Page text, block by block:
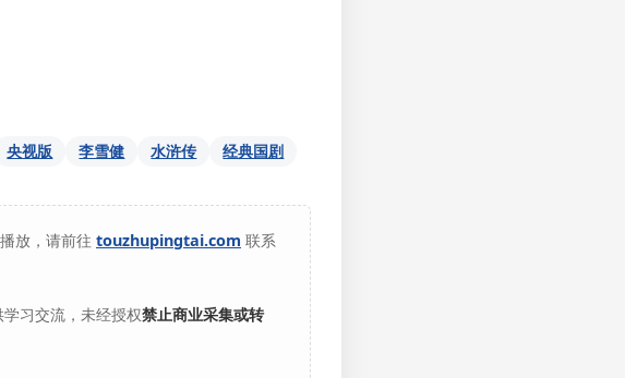
央视版 李雪健 水浒传 经典国剧
放，请前往 touzhupingtai.com 联系
习交流，未经授权禁止商业采集或转